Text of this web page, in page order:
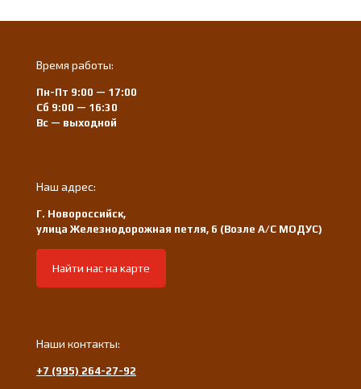
Время работы:
Пн-Пт 9:00 — 17:00
Сб 9:00 — 16:30
Вс — выходной
Наш адрес:
Г. Новороссийск,
улица Железнодорожная петля, 6 (Возле А/С МОДУС)
Найти нас на карте
Наши контакты:
+7 (995) 264-27-92